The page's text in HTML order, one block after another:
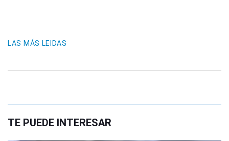
LAS MÁS LEIDAS
TE PUEDE INTERESAR